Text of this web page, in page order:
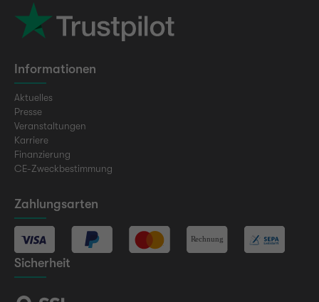
Informationen
Aktuelles
Presse
Veranstaltungen
Karriere
Finanzierung
CE-Zweckbestimmung
Zahlungsarten
Sicherheit